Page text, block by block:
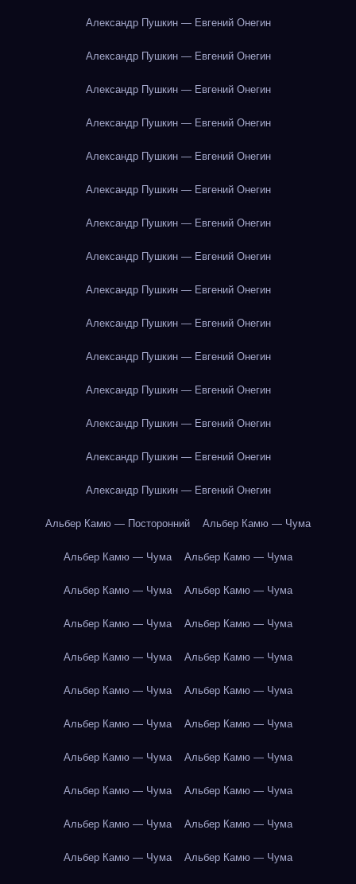
Александр Пушкин — Евгений Онегин
Александр Пушкин — Евгений Онегин
Александр Пушкин — Евгений Онегин
Александр Пушкин — Евгений Онегин
Александр Пушкин — Евгений Онегин
Александр Пушкин — Евгений Онегин
Александр Пушкин — Евгений Онегин
Александр Пушкин — Евгений Онегин
Александр Пушкин — Евгений Онегин
Александр Пушкин — Евгений Онегин
Александр Пушкин — Евгений Онегин
Александр Пушкин — Евгений Онегин
Александр Пушкин — Евгений Онегин
Александр Пушкин — Евгений Онегин
Александр Пушкин — Евгений Онегин
Альбер Камю — Посторонний Альбер Камю — Чума
Альбер Камю — Чума Альбер Камю — Чума
Альбер Камю — Чума Альбер Камю — Чума
Альбер Камю — Чума Альбер Камю — Чума
Альбер Камю — Чума Альбер Камю — Чума
Альбер Камю — Чума Альбер Камю — Чума
Альбер Камю — Чума Альбер Камю — Чума
Альбер Камю — Чума Альбер Камю — Чума
Альбер Камю — Чума Альбер Камю — Чума
Альбер Камю — Чума Альбер Камю — Чума
Альбер Камю — Чума Альбер Камю — Чума